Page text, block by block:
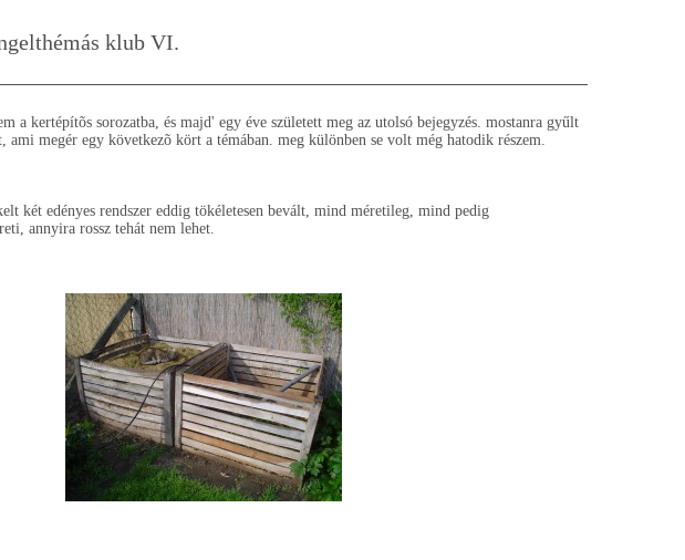
klub VI.
a kertépítõs sorozatba, és majd' egy éve született meg az utolsó bejegyzés. mostanra gyűlt
ami megér egy következõ kört a témában. meg különben se volt még hatodik részem.
két edényes rendszer eddig tökéletesen bevált, mind méretileg, mind pedig
annyira rossz tehát nem lehet.